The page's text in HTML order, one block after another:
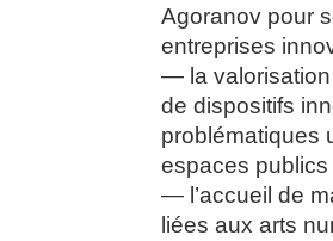
Agoranov pour
entreprises
la
de dispositifs
problématiques
espaces publics
l’accueil de
liées aux arts